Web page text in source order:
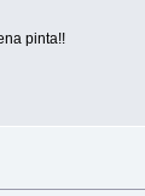
pinta!!